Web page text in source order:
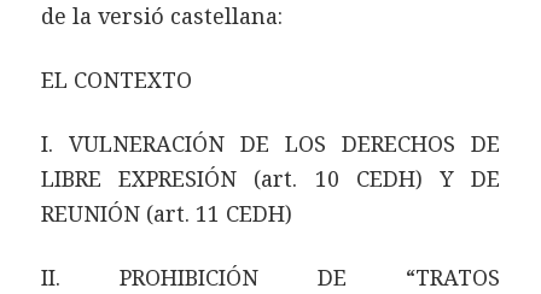
de la versió castellana:
EL CONTEXTO
I. VULNERACIÓN DE LOS DERECHOS DE
LIBRE EXPRESIÓN (art. 10 CEDH) Y DE
REUNIÓN (art. 11 CEDH)
II. PROHIBICIÓN DE “TRATOS